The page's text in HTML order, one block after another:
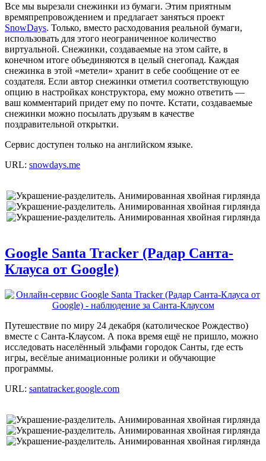
Все мы вырезали снежинки из бумаги. Этим приятным
времяпрепровождением и предлагает заняться проект
SnowDays. Только, вместо расходования реальной бумаги,
использовать для этого неограниченное количество
виртуальной. Снежинки, создаваемые на этом сайте, в
конечном итоге объединяются в целый снегопад. Каждая
снежинка в этой «метели» хранит в себе сообщение от ее
создателя. Если автор снежинки отметил соответствующую
опцию в настройках конструктора, ему можно ответить —
ваш комментарий придет ему по почте. Кстати, создаваемые
снежинки можно посылать друзьям в качестве
поздравительной открытки.
Сервис доступен только на английском языке.
URL: snowdays.me
Google Santa Tracker (Радар Санта-
Клауса от Google)
Путешествие по миру 24 декабря (католическое Рождество)
вместе с Санта-Клаусом. А пока время ещё не пришло, можно
исследовать населённый эльфами городок Санты, где есть
игры, весёлые анимационные ролики и обучающие
программы.
URL: santatracker.google.com